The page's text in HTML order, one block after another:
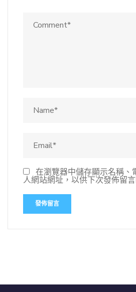
在瀏覽器中儲存顯示名稱、
人網站網址，以供下次發佈留